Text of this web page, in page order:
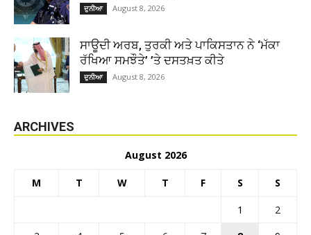
ਦੁਨੀਆ August 8, 2026
ਸਾਊਦੀ ਅਰਬ, ਤੁਰਕੀ ਅਤੇ ਪਾਕਿਸਤਾਨ ਨੇ ‘ਮੱਕਾ
ਰੱਖਿਆ ਸਮਝੌਤੇ’ ’ਤੇ ਦਸਤਖ਼ਤ ਕੀਤੇ
ਦੁਨੀਆ August 8, 2026
ARCHIVES
August 2026
M T W T F S S
1
2